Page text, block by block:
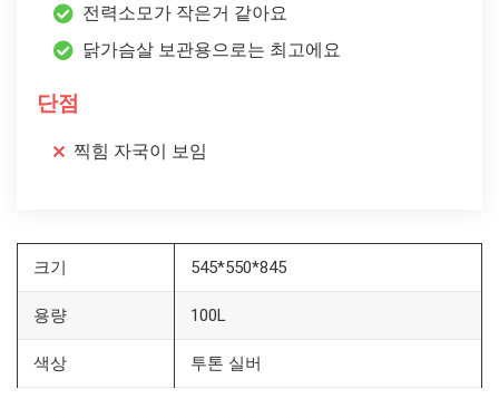
전력소모가 작은거 같아요
닭가슴살 보관용으로는 최고에요
단점
찍힘 자국이 보임
크기 545*550*845
용량 100L
색상 투톤 실버